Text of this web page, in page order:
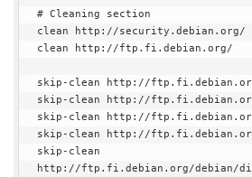
# Cleaning section
clean http://security.debian.org/
clean http://ftp.fi.debian.org/
skip-clean http://
skip-clean http://
skip-clean http://
skip-clean http://
skip-clean
http://ftp.fi.debian.org/debian/